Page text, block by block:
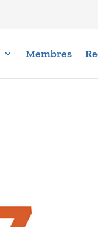
Membres